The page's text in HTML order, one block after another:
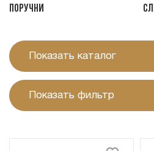
Поручни
Показать каталог
Показать фильтр